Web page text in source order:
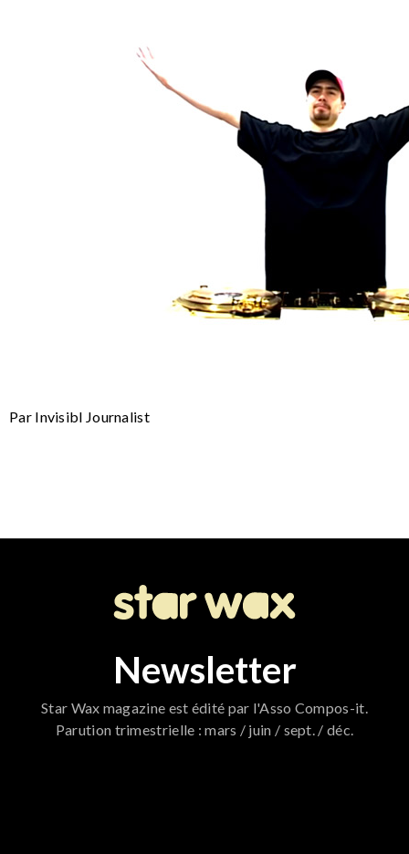
Par Invisibl Journalist
Newsletter
Star Wax magazine est édité par l'Asso Compos-it.
Parution trimestrielle : mars / juin / sept. / déc.